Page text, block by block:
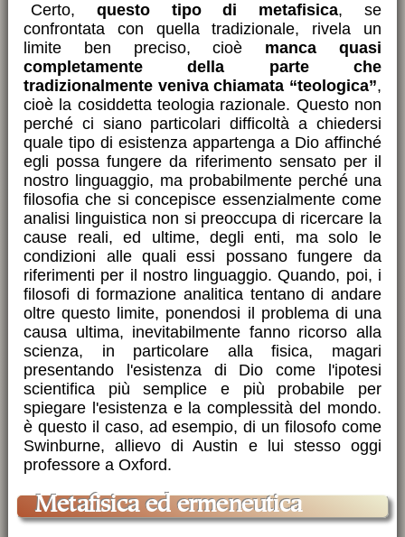
Certo, questo tipo di metafisica, se
confrontata con quella tradizionale, rivela un
limite ben preciso, cioè manca quasi
completamente della parte che
tradizionalmente veniva chiamata “teologica”,
cioè la cosiddetta teologia razionale. Questo non
perché ci siano particolari difficoltà a chiedersi
quale tipo di esistenza appartenga a Dio affinché
egli possa fungere da riferimento sensato per il
nostro linguaggio, ma probabilmente perché una
filosofia che si concepisce essenzialmente come
analisi linguistica non si preoccupa di ricercare la
cause reali, ed ultime, degli enti, ma solo le
condizioni alle quali essi possano fungere da
riferimenti per il nostro linguaggio. Quando, poi, i
filosofi di formazione analitica tentano di andare
oltre questo limite, ponendosi il problema di una
causa ultima, inevitabilmente fanno ricorso alla
scienza, in particolare alla fisica, magari
presentando l'esistenza di Dio come l'ipotesi
scientifica più semplice e più probabile per
spiegare l'esistenza e la complessità del mondo.
è questo il caso, ad esempio, di un filosofo come
Swinburne, allievo di Austin e lui stesso oggi
professore a Oxford.
Metafisica ed ermeneutica